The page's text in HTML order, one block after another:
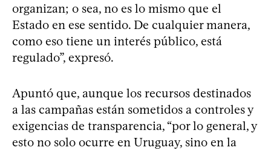
organizan; o sea, no es lo mismo que el
Estado en ese sentido. De cualquier manera,
como eso tiene un interés público, está
regulado”, expresó.
Apuntó que, aunque los recursos destinados
a las campañas están sometidos a controles y
exigencias de transparencia, “por lo general, y
esto no solo ocurre en Uruguay, sino en la